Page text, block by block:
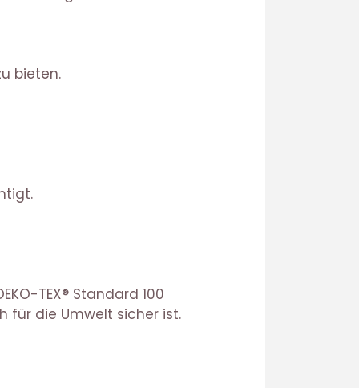
bieten.
TEX® Standard 100
für die Umwelt sicher ist.